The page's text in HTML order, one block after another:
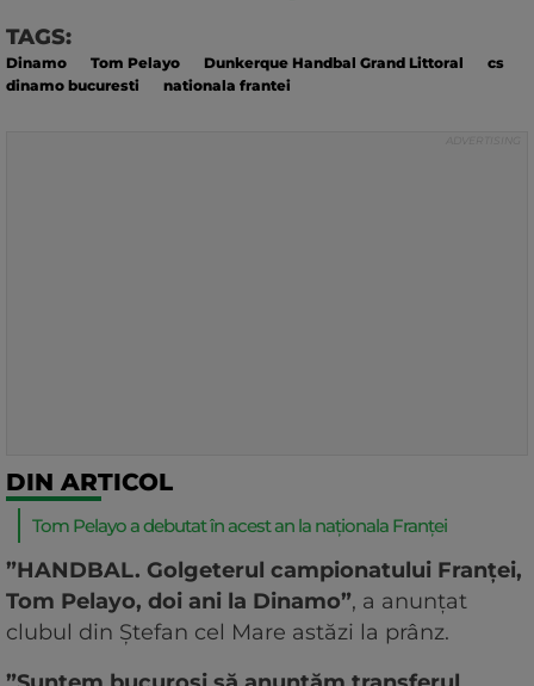
TAGS:
Dinamo Tom Pelayo Dunkerque Handbal Grand Littoral
cs
dinamo bucuresti
nationala frantei
DIN ARTICOL
Tom Pelayo a debutat în acest an la naționala Franței
”HANDBAL. Golgeterul campionatului Franței,
Tom Pelayo, doi ani la Dinamo”, a anunțat
clubul din Ștefan cel Mare astăzi la prânz.